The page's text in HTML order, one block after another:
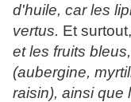
d'huile, car les
vertus. Et
et les fruits
(aubergine,
raisin), ainsi que